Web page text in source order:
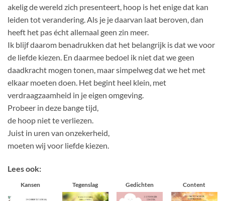
akelig de wereld zich presenteert, hoop is het enige dat kan
leiden tot verandering. Als je je daarvan laat beroven, dan
heeft het pas écht allemaal geen zin meer.
Ik blijf daarom benadrukken dat het belangrijk is dat we voor
de liefde kiezen. En daarmee bedoel ik niet dat we geen
daadkracht mogen tonen, maar simpelweg dat we het met
elkaar moeten doen. Het begint heel klein, met
verdraagzaamheid in je eigen omgeving.
Probeer in deze bange tijd,
de hoop niet te verliezen.
Juist in uren van onzekerheid,
moeten wij voor liefde kiezen.
Lees ook:
Kansen Tegenslag Gedichten Content